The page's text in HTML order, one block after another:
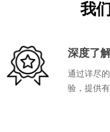
深度了
通过详尽
验，提供
我